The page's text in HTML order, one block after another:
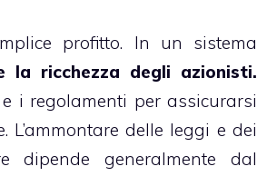
profitto. In un sistema
la ricchezza degli azionisti.
i regolamenti per assicurarsi
delle leggi e dei
dipende generalmente dal